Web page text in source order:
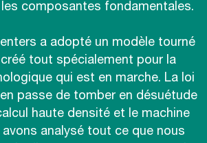
composantes fondamentales.
a adopté un modèle tourné
créé tout spécialement pour la
qui est en marche. La loi
passe de tomber en désuétude
haute densité et le machine
avons analysé tout ce que nous